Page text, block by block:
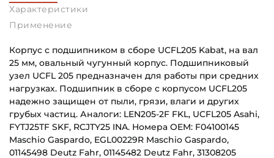
Характеристики
Применение
Корпус с подшипником в сборе UCFL205 Kabat, на вал
25 мм, овальный чугунный корпус. Подшипниковый
узел UCFL 205 предназначен для работы при средних
нагрузках. Подшипник в сборе с корпусом UCFL205
надежно защищен от пыли, грязи, влаги и других
грубых частиц. Аналоги: LEN205-2F FKL, UCFL205 Asahi,
FYTJ25TF SKF, RCJTY25 INA. Номера OEM: F04100145
Maschio Gaspardo, EGL00229R Maschio Gaspardo,
01145498 Deutz Fahr, 01145482 Deutz Fahr, 31308205